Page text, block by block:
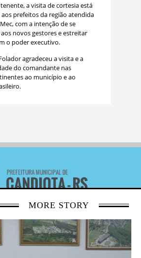
a visita de cortesia está
prefeitos da região atendida
Mec, com a intenção de se
novos gestores e estreitar
o poder executivo.
agradeceu a visita e a
do comandante nas
ao município e ao
MORE STORY
Municipal